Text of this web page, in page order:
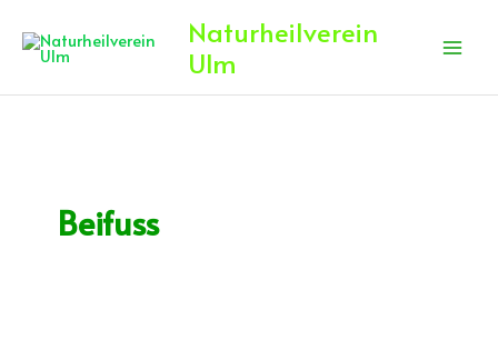
Inhalt
springen
Naturheilverein
Ulm
Beifuss